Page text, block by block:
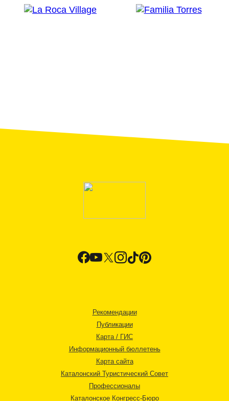
Рекомендации
Публикации
Карта / ГИС
Информационный бюллетень
Карта сайта
Каталонский Туристический Совет
Профессионалы
Каталонское Конгресс-Бюро